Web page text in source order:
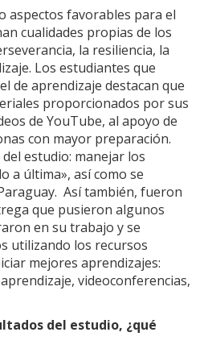
aspectos favorables para el
cualidades propias de los
la resiliencia, la
Los estudiantes que
de aprendizaje destacan que
proporcionados por sus
de YouTube, al apoyo de
con mayor preparación.
estudio: manejar los
a última», así como se
Así también, fueron
que pusieron algunos
en su trabajo y se
utilizando los recursos
mejores aprendizajes:
videoconferencias,
del estudio, ¿qué